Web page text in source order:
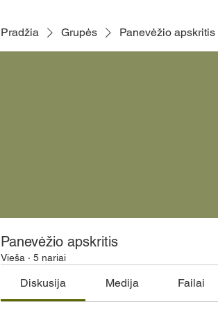
Pradžia Grupės Panevėžio apskritis
Panevėžio apskritis
Vieša · 5 nariai
Diskusija Medija Failai